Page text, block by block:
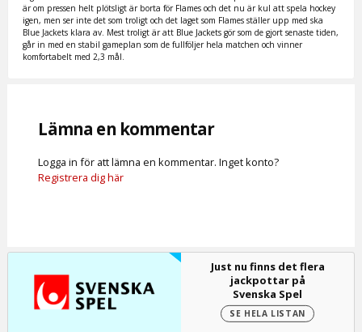
är om pressen helt plötsligt är borta för Flames och det nu är kul att spela hockey
igen, men ser inte det som troligt och det laget som Flames ställer upp med ska
Blue Jackets klara av. Mest troligt är att Blue Jackets gör som de gjort senaste tiden,
går in med en stabil gameplan som de fullföljer hela matchen och vinner
komfortabelt med 2,3 mål.
Lämna en kommentar
Logga in för att lämna en kommentar. Inget konto?
Registrera dig här
Just nu finns det flera
jackpottar på
Svenska Spel
SE HELA LISTAN